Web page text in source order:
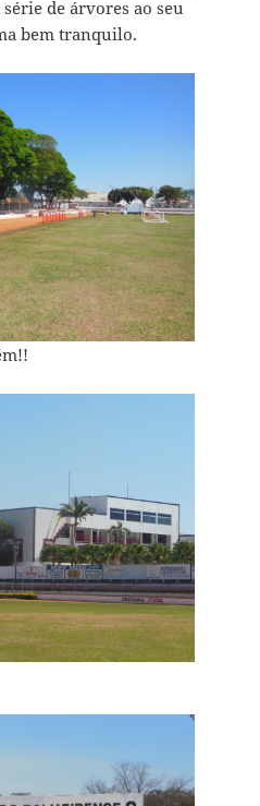
de árvores ao seu
bem tranquilo.